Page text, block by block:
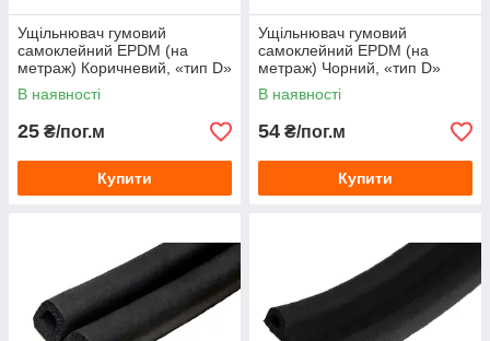
Ущільнювач гумовий
самоклейний EPDM (на
метраж) Коричневий, «тип D»
9×7.5 мм
В наявності
25 ₴/пог.м
Купити
Ущільнювач гумовий
самоклейний EPDM (на
метраж) Чорний, «тип D»
12×10 мм
В наявності
54 ₴/пог.м
Купити